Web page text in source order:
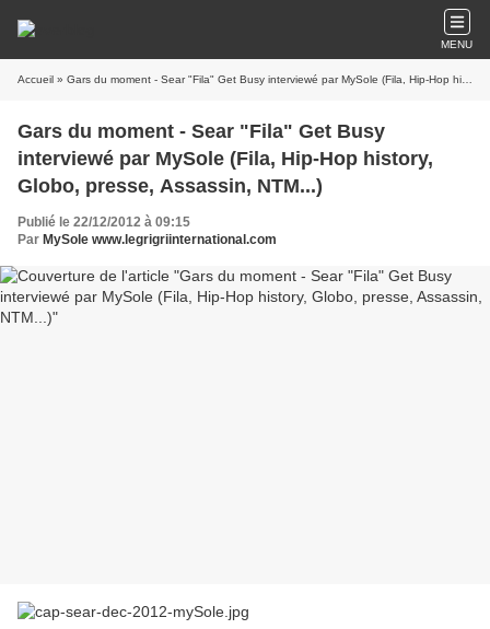
MENU
Accueil » Gars du moment - Sear "Fila" Get Busy interviewé par MySole (Fila, Hip-Hop history, Globo, presse, Assassin, NTM...)
Gars du moment - Sear "Fila" Get Busy
interviewé par MySole (Fila, Hip-Hop history,
Globo, presse, Assassin, NTM...)
Publié le 22/12/2012 à 09:15
Par MySole www.legrigriinternational.com